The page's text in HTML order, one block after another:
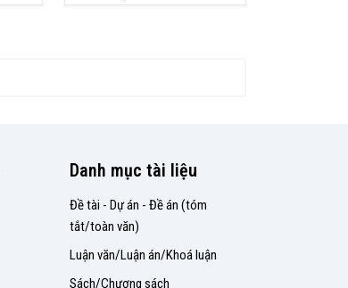
Danh mục tài liệu
Đề tài - Dự án - Đề án (tóm
tắt/toàn văn)
Luận văn/Luận án/Khoá luận
Sách/Chương sách